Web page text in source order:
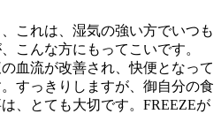
これは、湿気の強い方でいつも
こんな方にもってこいです。
血流が改善され、快便となって
すっきりしますが、御自分の食
、とても大切です。FREEZEが